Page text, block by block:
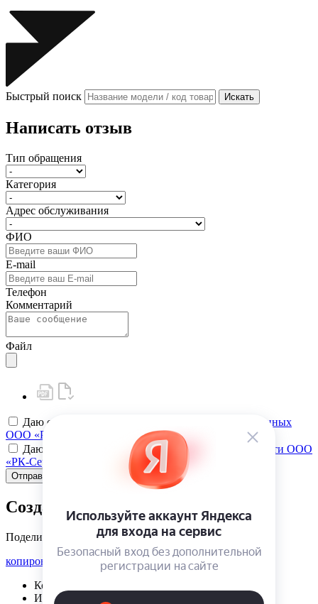
Быстрый поиск Искать
Написать отзыв
Тип обращения
Категория
Адрес обслуживания
ФИО
E-mail
Телефон
Комментарий
Файл
Даю своё
согласие на обработку персональных данных
ООО «РК-Сервис»
Даю своё
согласие на политику конфиденциальности ООО
«РК-Сервис»
Отправить
Создать карту клиента
Поделиться
копировать ссылку
Корзина | {{ cart.items.value.length }}
Избранное | {{ initData.favoriteProducts.length }}